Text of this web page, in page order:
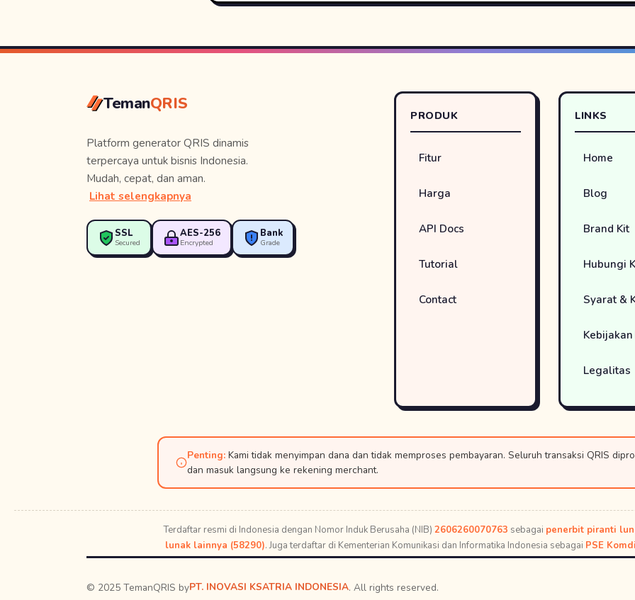
TemanQRIS
Platform generator QRIS dinamis
terpercaya untuk bisnis Indonesia.
Mudah, cepat, dan aman.
Lihat selengkapnya
SSL
Secured
AES-256
Encrypted
Bank
Grade
PRODUK
Fitur
Harga
API Docs
Tutorial
Contact
LINKS
Home
Blog
Brand Kit
Hubungi
Syarat &
Legalitas
Penting: Kami tidak menyimpan dana dan tidak memproses pembayaran. Seluruh transaksi QRIS
dan masuk langsung ke rekening merchant.
Terdaftar resmi di Indonesia dengan Nomor Induk Berusaha (NIB) 2606260070763 sebagai penerbit piranti
lunak lainnya (58290). Juga terdaftar di Kementerian Komunikasi dan Informatika Indonesia sebagai PSE
© 2025 TemanQRIS byPT. INOVASI KSATRIA INDONESIA. All rights reserved.